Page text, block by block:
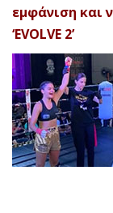
εμφάνιση και
‘EVOLVE 2’